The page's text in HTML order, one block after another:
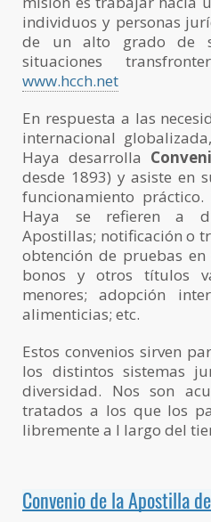
individuos y personas
de un alto grado de
situaciones
www.hcch.net
En respuesta a las
internacional
Haya desarrolla
desde 1893) y asiste en
funcionamiento práctico.
Haya se refieren a
Apostillas; notificación o
obtención de pruebas en
bonos y otros títulos
menores; adopción
alimenticias; etc.
Estos convenios sirven
los distintos sistemas
diversidad. Nos son
tratados a los que los
libremente a l largo del
Convenio de la Apostilla